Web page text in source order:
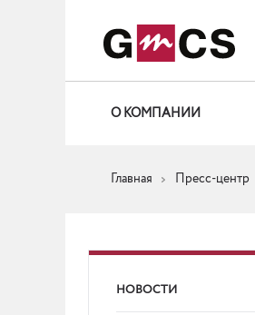
О КОМПАНИИ
Главная Пресс-центр
НОВОСТИ